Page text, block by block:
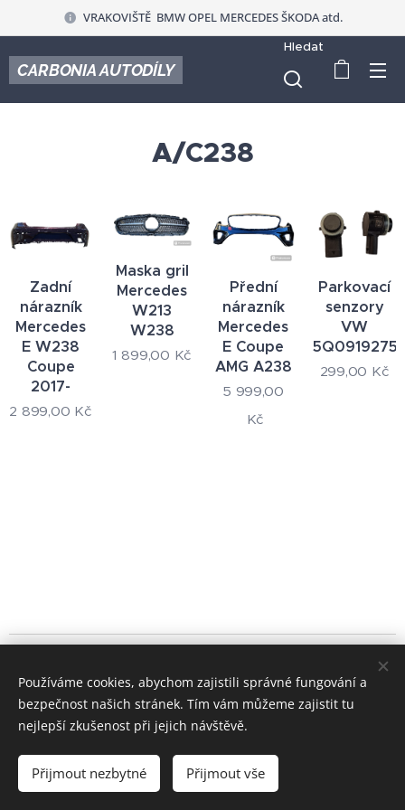
VRAKOVIŠTĚ BMW OPEL MERCEDES ŠKODA atd.
CARBONIA AUTODÍLY
Hledat
A/C238
Zadní
nárazník
Mercedes
E W238
Coupe
2017-
2 899,00 Kč
Maska gril
Mercedes
W213
W238
1 899,00 Kč
Přední
nárazník
Mercedes
E Coupe
AMG A238
5 999,00
Kč
Parkovací
senzory
VW
299,00 Kč
+420 722 195 264
Cookies
Měna
CZK Kč
Používáme cookies, abychom zajistili správné fungování a
bezpečnost našich stránek. Tím vám můžeme zajistit tu
nejlepší zkušenost při jejich návštěvě.
Přijmout nezbytné Přijmout vše